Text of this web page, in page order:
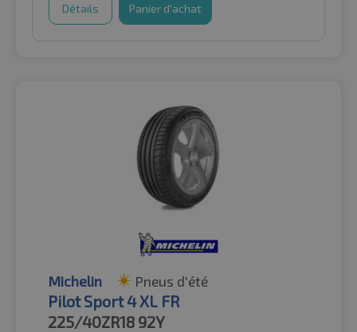
Détails Panier d'achat
Michelin Pneus d'été
Pilot Sport 4 XL FR
225/40ZR18 92Y